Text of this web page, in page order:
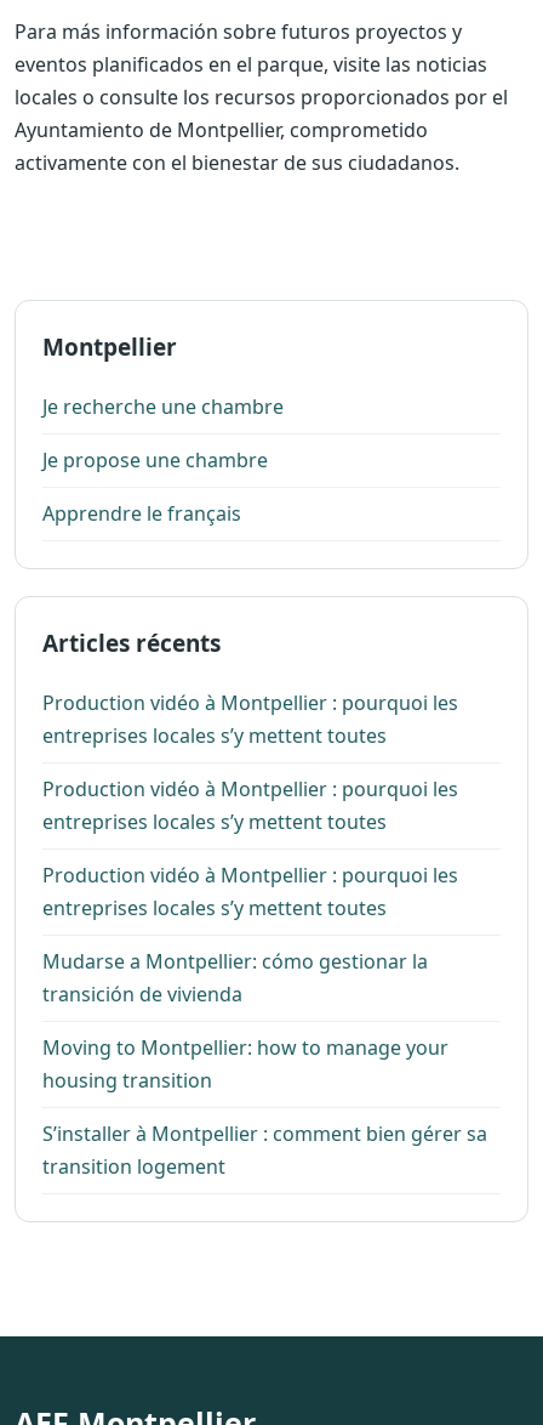
Para más información sobre futuros proyectos y
eventos planificados en el parque, visite las noticias
locales o consulte los recursos proporcionados por el
Ayuntamiento de Montpellier, comprometido
activamente con el bienestar de sus ciudadanos.
Montpellier
Je recherche une chambre
Je propose une chambre
Apprendre le français
Articles récents
Production vidéo à Montpellier : pourquoi les
entreprises locales s’y mettent toutes
Production vidéo à Montpellier : pourquoi les
entreprises locales s’y mettent toutes
Production vidéo à Montpellier : pourquoi les
entreprises locales s’y mettent toutes
Mudarse a Montpellier: cómo gestionar la
transición de vivienda
Moving to Montpellier: how to manage your
housing transition
S’installer à Montpellier : comment bien gérer sa
transition logement